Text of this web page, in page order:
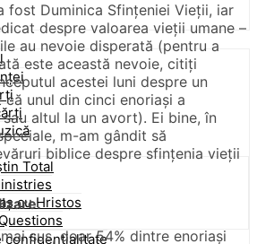
Total
cu Hristos
confidențialitate
fost Duminica Sfințeniei Vieții, iar
despre valoarea vieții umane –
au nevoie disperată (pentru a
este această nevoie, citiți
acestei luni despre un
unul din cinci enoriași a
altul la un avort). Ei bine, în
m-am gândit să
biblice despre sfințenia vieții
sus, doar 54% dintre enoriași